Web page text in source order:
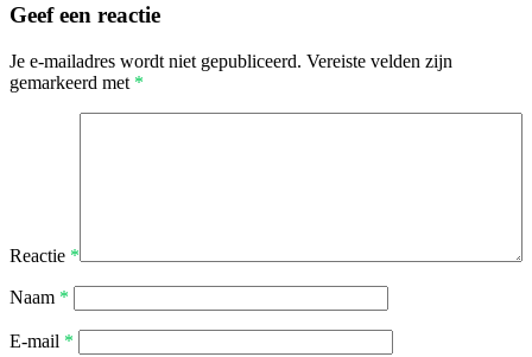
Geef een reactie
Je e-mailadres wordt niet gepubliceerd. Vereiste velden zijn
gemarkeerd met *
Reactie *
Naam *
E-mail *